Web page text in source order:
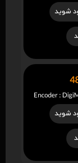
شوید
شوید
Encoder :